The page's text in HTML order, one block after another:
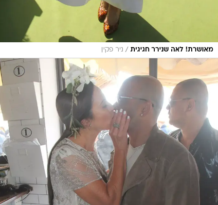
מאושרת! לאה שנירר חגיגית / ניר פקין